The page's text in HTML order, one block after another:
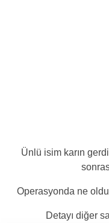
Ünlü isim karın
Operasyonda ne
Detayı diğer